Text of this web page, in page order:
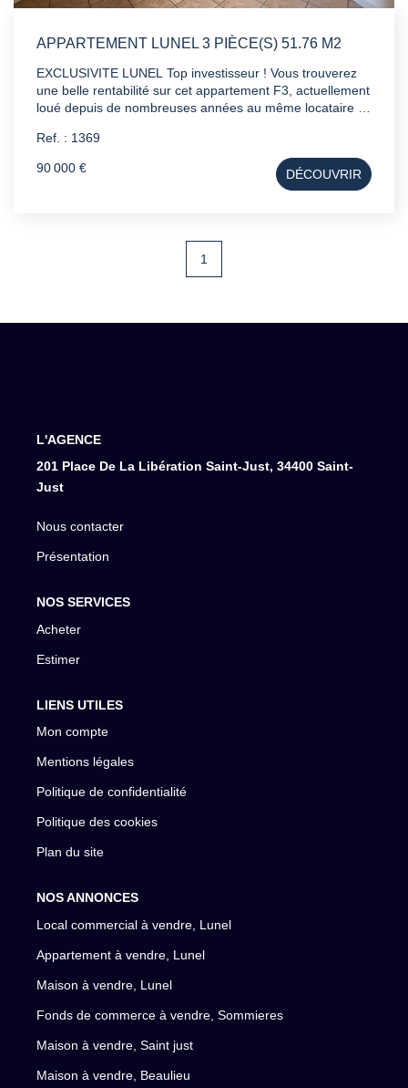
APPARTEMENT LUNEL 3 PIÈCE(S) 51.76 M2
EXCLUSIVITE LUNEL Top investisseur ! Vous trouverez
une belle rentabilité sur cet appartement F3, actuellement
loué depuis de nombreuses années au même locataire à
du centre et de toutes les commodités. Plus
Ref. : 1369
90 000 € DÉCOUVRIR
1
L'AGENCE
201 Place De La Libération Saint-Just, 34400 Saint-
Just
Nous contacter
Présentation
NOS SERVICES
Acheter
Estimer
LIENS UTILES
Mon compte
Mentions légales
Politique de confidentialité
Politique des cookies
Plan du site
NOS ANNONCES
Local commercial à vendre, Lunel
Appartement à vendre, Lunel
Maison à vendre, Lunel
Fonds de commerce à vendre, Sommieres
Maison à vendre, Saint just
Maison à vendre, Beaulieu